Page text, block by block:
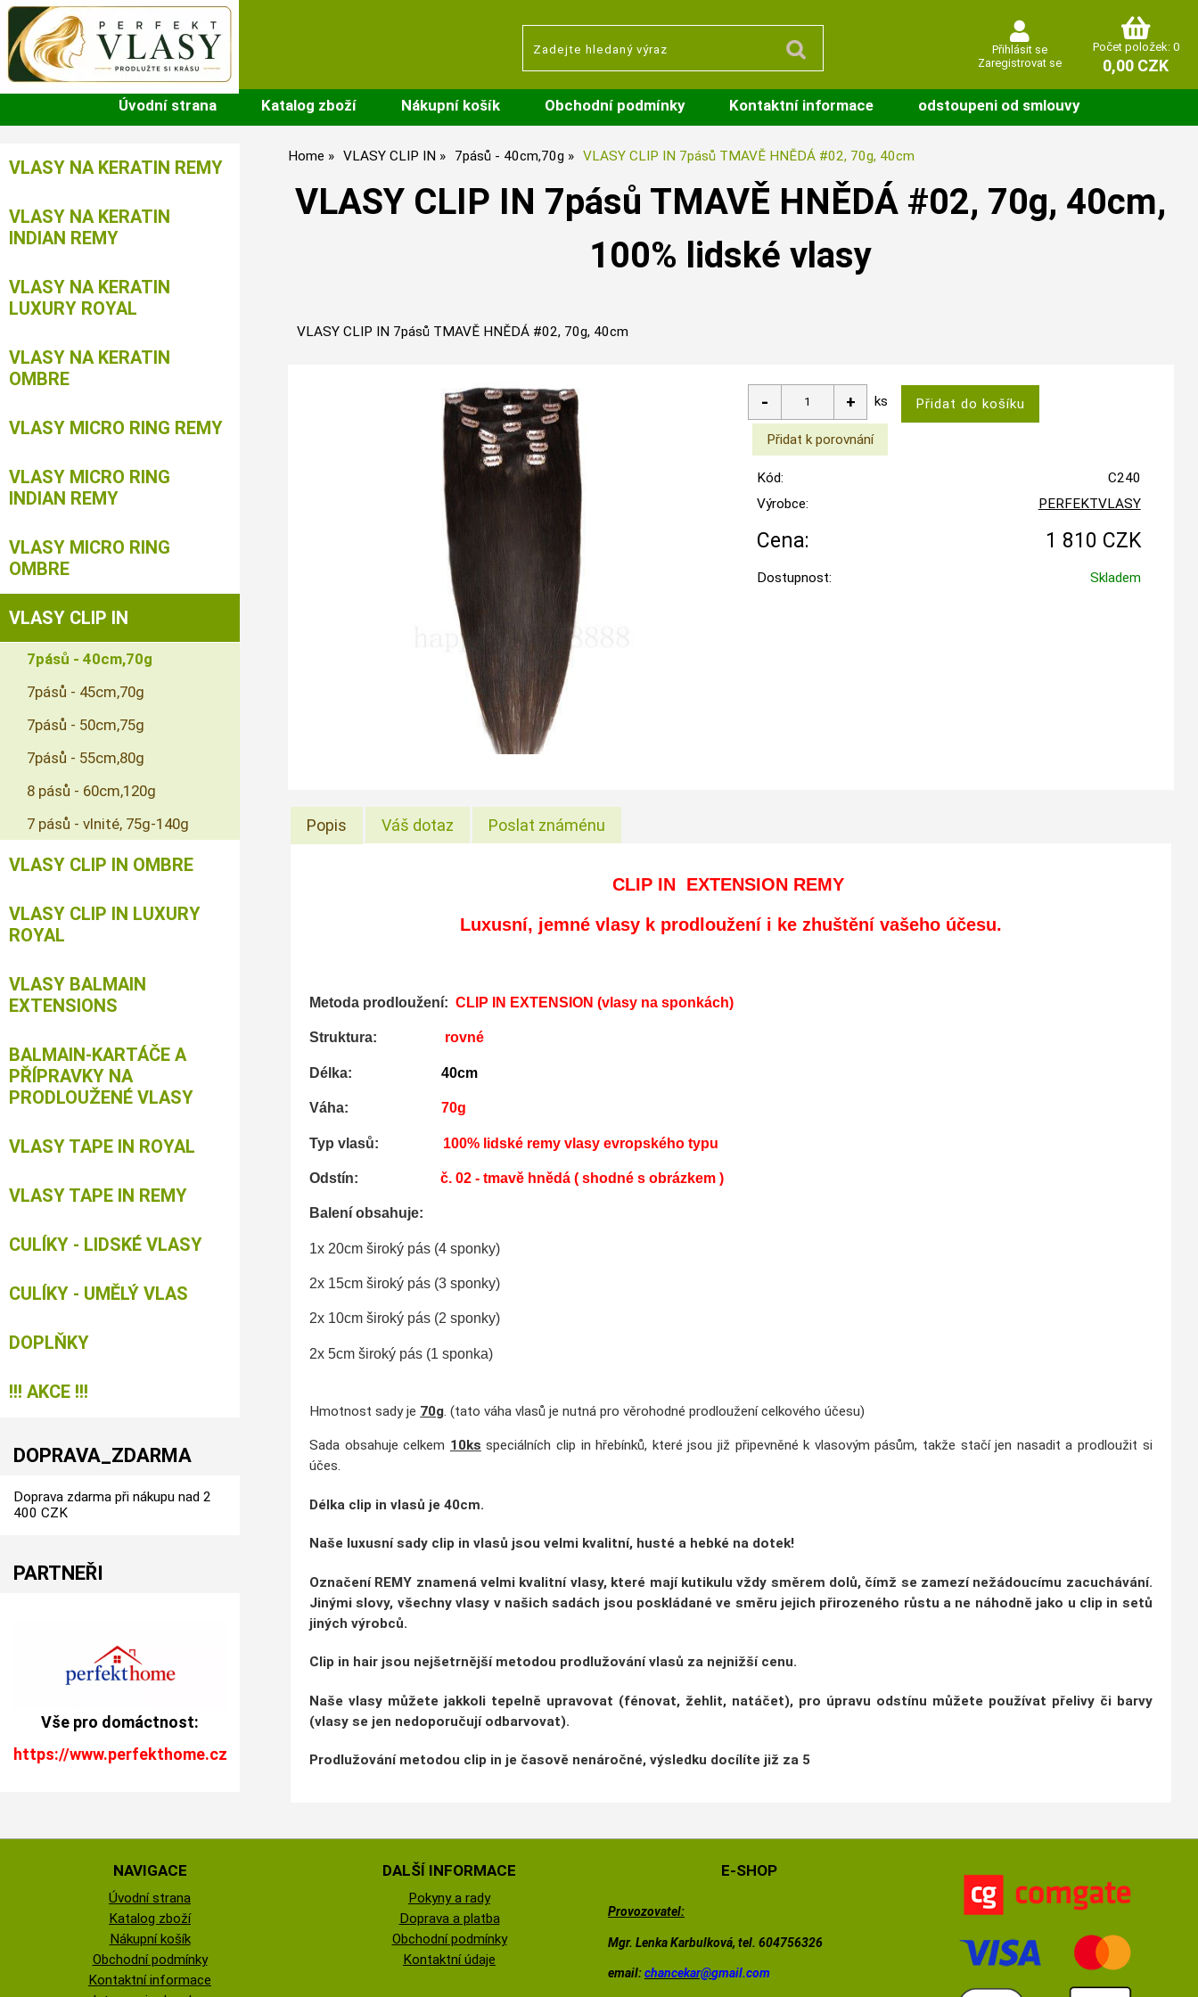
Počet položek: 0
0,00 CZK
Přihlásit se
Zaregistrovat se
Úvodní strana Katalog zboží Nákupní košík Obchodní podmínky Kontaktní informace odstoupeni od smlouvy
Home VLASY CLIP IN 7pásů - 40cm,70g VLASY CLIP IN 7pásů TMAVĚ HNĚDÁ #02, 70g, 40cm
VLASY CLIP IN 7pásů TMAVĚ HNĚDÁ #02, 70g, 40cm,
100% lidské vlasy
VLASY CLIP IN 7pásů TMAVĚ HNĚDÁ #02, 70g, 40cm
ks
Kód:
C240
Výrobce:
PERFEKTVLASY
Cena: 1 810 CZK
Dostupnost: Skladem
Popis Váš dotaz Poslat známénu
CLIP IN EXTENSION REMY
Luxusní, jemné vlasy k prodloužení i ke zhuštění vašeho účesu.
Metoda prodloužení:CLIP IN EXTENSION (vlasy na sponkách)
Struktura: rovné
Délka:40cm
Váha: 70g
Typ vlasů: 100% lidské remy vlasy evropského typu
Odstín: č. 02 - tmavě hnědá( shodné s obrázkem )
Balení obsahuje:
1x 20cm široký pás (4 sponky)
2x 15cm široký pás (3 sponky)
2x 10cm široký pás (2 sponky)
2x 5cm široký pás (1 sponka)
Hmotnost sady je 70g. (tato váha vlasů je nutná pro věrohodné prodloužení celkového účesu)
Sada obsahuje celkem 10ks speciálních clip in hřebínků, které jsou již připevněné k vlasovým pásům, takže stačí jen nasadit a prodloužit si
účes.
Délka clip in vlasů je 40cm.
Naše luxusní sady clip in vlasů jsou velmi kvalitní, husté a hebké na dotek!
Označení REMY znamená velmi kvalitní vlasy, které mají kutikulu vždy směrem dolů, čímž se zamezí nežádoucímu zacuchávání.
Jinými slovy, všechny vlasy v našich sadách jsou poskládané ve směru jejich přirozeného růstu a ne náhodně jako u clip in setů
jiných výrobců.
Clip in hair jsou nejšetrnější metodou prodlužování vlasů za nejnižší cenu.
Naše vlasy můžete jakkoli tepelně upravovat (fénovat, žehlit, natáčet), pro úpravu odstínu můžete používat přelivy či barvy
(vlasy se jen nedoporučují odbarvovat).
Prodlužování metodou clip in je časově nenáročné, výsledku docílíte již za 5
VLASY NA KERATIN REMY
VLASY NA KERATIN
INDIAN REMY
VLASY NA KERATIN
LUXURY ROYAL
VLASY NA KERATIN
OMBRE
VLASY MICRO RING REMY
VLASY MICRO RING
INDIAN REMY
VLASY MICRO RING
OMBRE
VLASY CLIP IN
7pásů - 40cm,70g
7pásů - 45cm,70g
7pásů - 50cm,75g
7pásů - 55cm,80g
8 pásů - 60cm,120g
7 pásů - vlnité, 75g-140g
VLASY CLIP IN OMBRE
VLASY CLIP IN LUXURY
ROYAL
VLASY BALMAIN
EXTENSIONS
BALMAIN-KARTÁČE A
PŘÍPRAVKY NA
PRODLOUŽENÉ VLASY
VLASY TAPE IN ROYAL
VLASY TAPE IN REMY
CULÍKY - LIDSKÉ VLASY
CULÍKY - UMĚLÝ VLAS
DOPLŇKY
!!! AKCE !!!
DOPRAVA_ZDARMA
Doprava zdarma při nákupu nad 2
400 CZK
PARTNEŘI
Vše pro domáctnost:
https://www.perfekthome.cz
NAVIGACE
Úvodní strana
Katalog zboží
Nákupní košík
Obchodní podmínky
Kontaktní informace
DALŠÍ INFORMACE
Pokyny a rady
Doprava a platba
Obchodní podmínky
Kontaktní údaje
E-SHOP
Provozovatel:
Mgr. Lenka Karbulková, tel. 604756326
email:chancekar@gmail.com